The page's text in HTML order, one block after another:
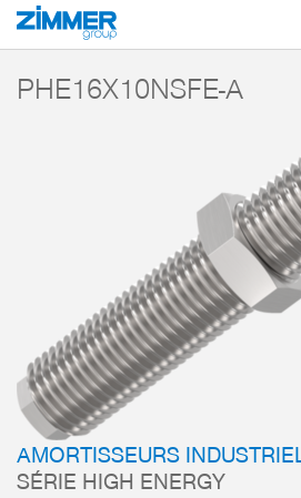
Démarrage Produits
PHE16X10NSFE-A
AMORTISSEURS
SÉRIE HIGH ENERGY